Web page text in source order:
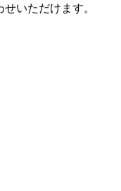
いただけます。